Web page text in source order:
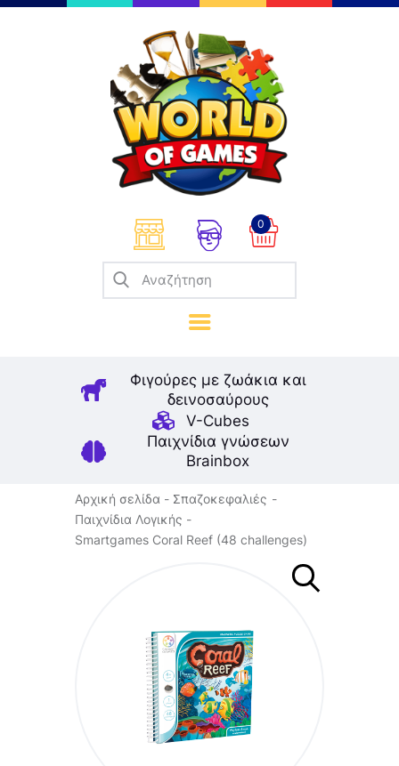
0
Φιγούρες με ζωάκια και
δεινοσαύρους
V-Cubes
Παιχνίδια γνώσεων
Brainbox
Επιτραπέζια
Παζλ
Παιχνίδια Καρτών
Σπαζοκεφαλιές
Κατασκευές
Καλλιτεχνικά
Μοντελισμός
Βιβλία
Παιχνίδια Ρόλων
Αρχική σελίδα
Σπαζοκεφαλιές
Παιχνίδια Λογικής
Smartgames Coral Reef (48 challenges)